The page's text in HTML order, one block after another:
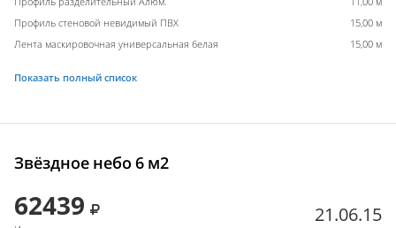
Профиль стеновой невидимый ПВХ
15,00 м
Лента маскировочная универсальная белая
15,00 м
Показать полный список
Звёздное небо 6 м2
62439 21.06.15